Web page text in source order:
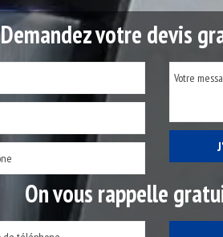
Demandez votre devis
On vous rappelle